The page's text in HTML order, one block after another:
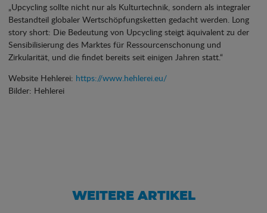
„Upcycling sollte nicht nur als Kulturtechnik, sondern als integraler
Bestandteil globaler Wertschöpfungsketten gedacht werden. Long
story short: Die Bedeutung von Upcycling steigt äquivalent zu der
Sensibilisierung des Marktes für Ressourcenschonung und
Zirkularität, und die findet bereits seit einigen Jahren statt.“
Website Hehlerei: https://www.hehlerei.eu/
Bilder: Hehlerei
WEITERE ARTIKEL